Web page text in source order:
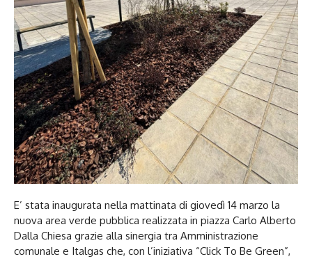
E’ stata inaugurata nella mattinata di giovedì 14 marzo la
nuova area verde pubblica realizzata in piazza Carlo Alberto
Dalla Chiesa grazie alla sinergia tra Amministrazione
comunale e Italgas che, con l’iniziativa “Click To Be Green”,